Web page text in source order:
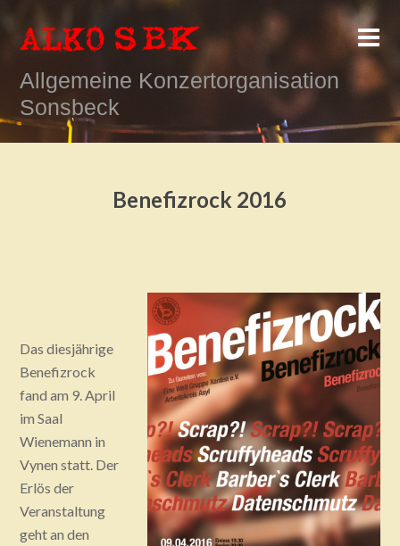
Allgemeine Konzertorganisation
Sonsbeck
Benefizrock 2016
Das diesjährige
Benefizrock
fand am 9. April
im Saal
Wienemann in
Vynen statt. Der
Erlös der
Veranstaltung
geht an den